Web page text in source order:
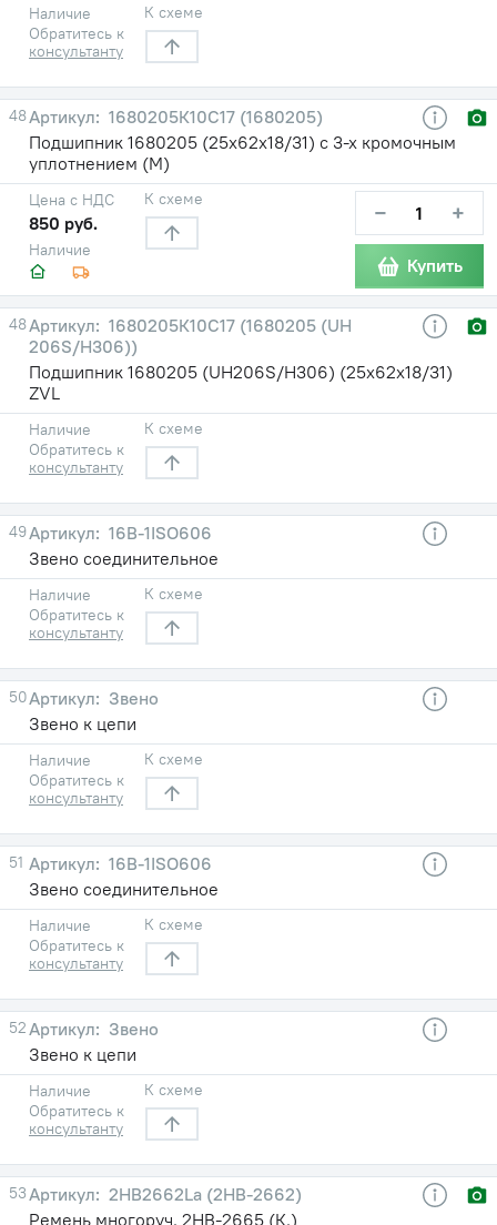
Наличие
Обратитесь к
консультанту
К схеме
48
1680205К10С17 (1680205)
Подшипник 1680205 (25х62х18/31) с 3-х кромочным
уплотнением (М)
Наличие
Цена с НДС
850 руб.
К схеме − +
Купить
48
1680205К10С17 (1680205 (UH
206S/H306))
Подшипник 1680205 (UH206S/H306) (25х62х18/31)
ZVL
Наличие
Обратитесь к
консультанту
К схеме
49
16B-1ISO606
Звено соединительное
Наличие
Обратитесь к
консультанту
К схеме
50
Звено
Звено к цепи
Наличие
Обратитесь к
консультанту
К схеме
51
16B-1ISO606
Звено соединительное
Наличие
Обратитесь к
консультанту
К схеме
52
Звено
Звено к цепи
Наличие
Обратитесь к
консультанту
К схеме
53
2HB2662La (2НВ-2662)
Ремень многоруч. 2НВ-2665 (К.)